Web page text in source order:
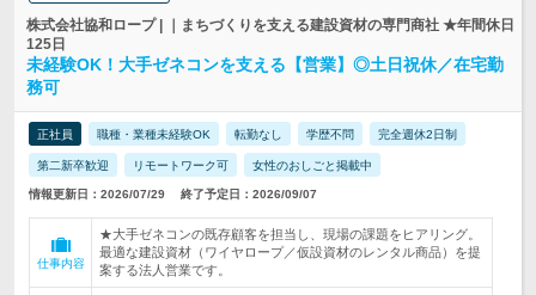
株式会社協和ロープ | ｜まちづくりを支える建設資材の専門商社 ★年間休日
125日
未経験OK！大手ゼネコンを支える【営業】◎土日祝休／在宅勤
務可
正社員 職種・業種未経験OK 転勤なし 学歴不問 完全週休2日制
第二新卒歓迎 リモートワーク可 女性のおしごと掲載中
情報更新日：2026/07/29 終了予定日：2026/09/07
仕事内容
★大手ゼネコンの既存顧客を担当し、現場の課題をヒアリング。
最適な建設資材（ワイヤロープ／仮設資材のレンタル商品）を提
案する法人営業です。